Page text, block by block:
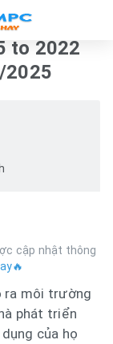
to 2022
2025
cập nhật thông
ra môi trường
phát triển
của họ